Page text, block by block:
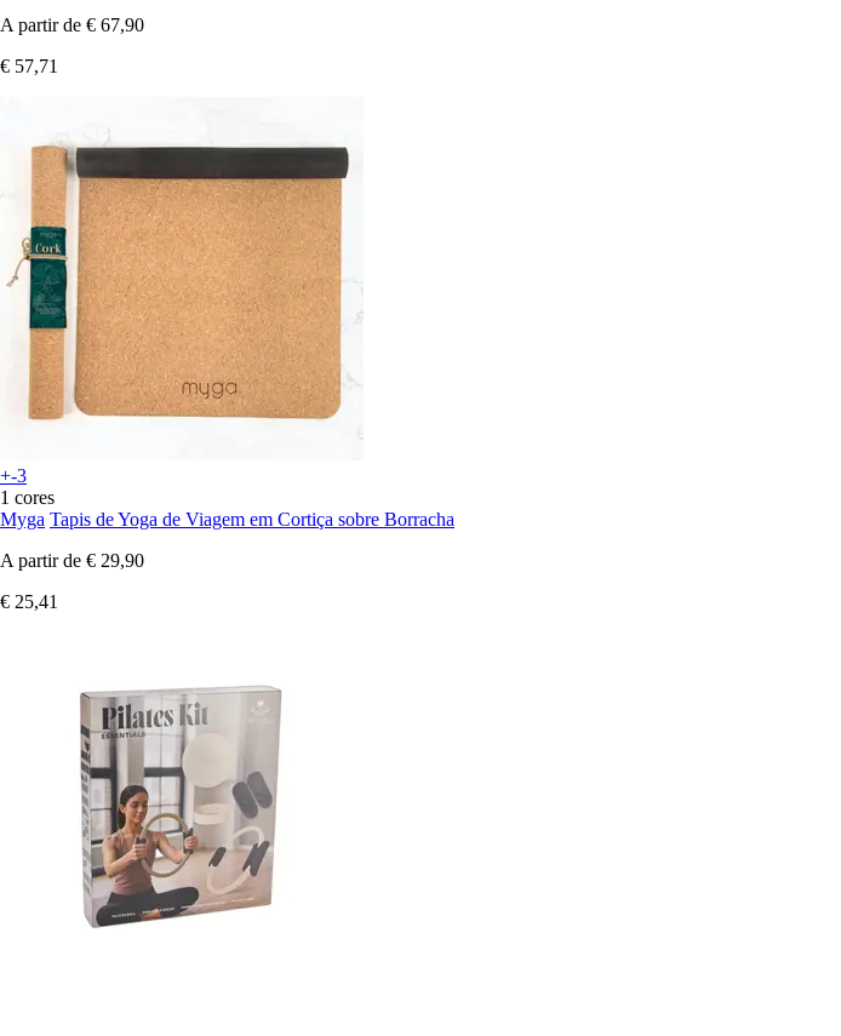
A partir de € 67,90
€ 57,71
+-3
1 cores
Myga Tapis de Yoga de Viagem em Cortiça sobre Borracha
A partir de € 29,90
€ 25,41